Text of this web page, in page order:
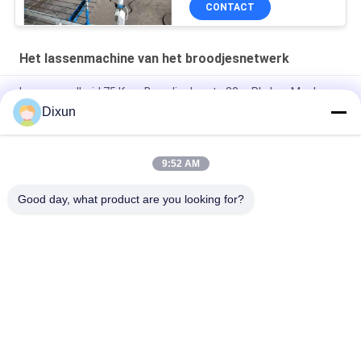
CONTACT
Het lassenmachine van het broodjesnetwerk
Lassensnelheid 75 Keer Broodjeslengte 30m Plc Las Mesh
Manufacturing Machine
Lengte 60m Plc 2.5mm Dia Roll Mesh Welding Machine
Gatengrootte 10*10cm Bouw 36mm Gelast Mesh Making
Dixun
9:52 AM
Good day, what product are you looking for?